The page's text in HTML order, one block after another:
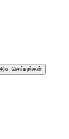
செய்யுங்கள்